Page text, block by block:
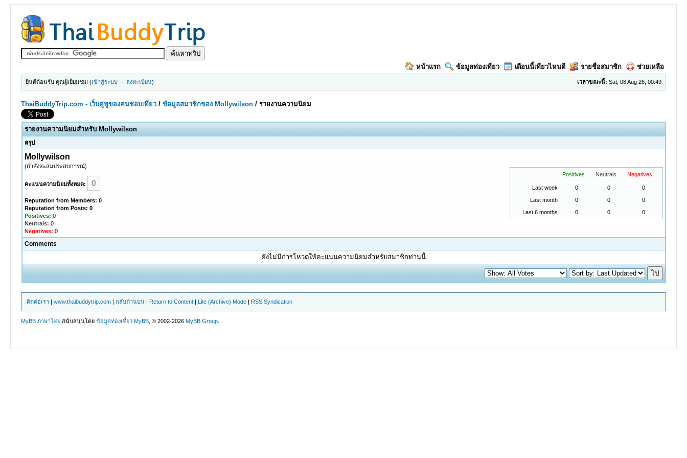
หน้าแรก ข้อมูลท่องเที่ยว เดือนนี้เที่ยวไหนดี รายชื่อสมาชิก ช่วยเหลือ
เวลาขณะนี้: Sat, 08 Aug 26, 00:49
ยินดีต้อนรับ คุณผู้เยี่ยมชม! (เข้าสู่ระบบ — ลงทะเบียน)
ThaiBuddyTrip.com - เว็บคู่หูของคนชอบเที่ยว /ข้อมูลสมาชิกของ Mollywilson /รายงานความนิยม
รายงานความนิยมสำหรับ Mollywilson
สรุป
Mollywilson
(กำลังสะสมประสบการณ์)
คะแนนความนิยมทั้งหมด: 0
Reputation from Members: 0
Reputation from Posts: 0
Positives: 0
Neutrals: 0
Negatives: 0
Positives Neutrals Negatives
Last week 0 0
0
Last month
0 0
0
Last 6 months
0 0 0
Comments
ยังไม่มีการโหวตให้คะแนนความนิยมสำหรับสมาชิกท่านนี้
ติดต่อเรา |www.thaibuddytrip.com |กลับด้านบน | Return to Content | Lite (Archive) Mode | RSS Syndication
MyBB ภาษาไทย สนับสนุนโดยข้อมูลท่องเที่ยว MyBB , © 2002-2026MyBB Group